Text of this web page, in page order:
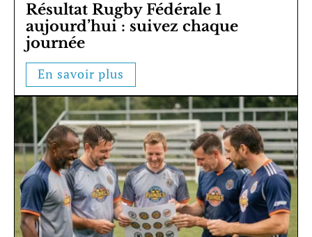
Résultat Rugby Fédérale 1
aujourd’hui : suivez chaque
journée
En savoir plus